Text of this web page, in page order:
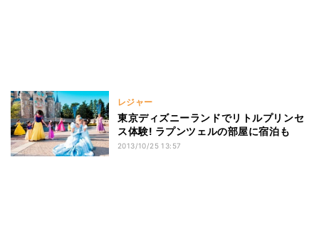
レジャー
東京ディズニーランドでリトルプリンセ
ス体験! ラプンツェルの部屋に宿泊も
2013/10/25 13:57